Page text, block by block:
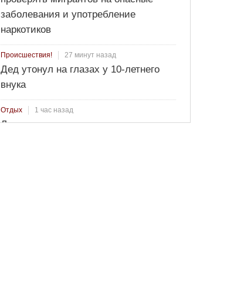
заболевания и употребление
наркотиков
Происшествия! 27 минут назад
Дед утонул на глазах у 10-летнего
внука
Отдых 1 час назад
Лопаются томаты в августе: в чем